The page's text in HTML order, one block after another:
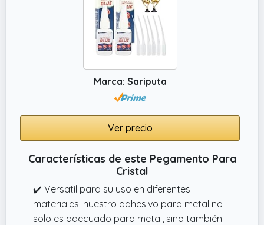
Marca: Sariputa
Ver precio
Características de este Pegamento Para
Cristal
✔️ Versatil para su uso en diferentes
materiales: nuestro adhesivo para metal no
solo es adecuado para metal, sino también